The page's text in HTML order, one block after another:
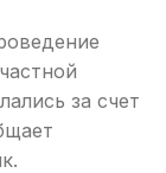
за счет